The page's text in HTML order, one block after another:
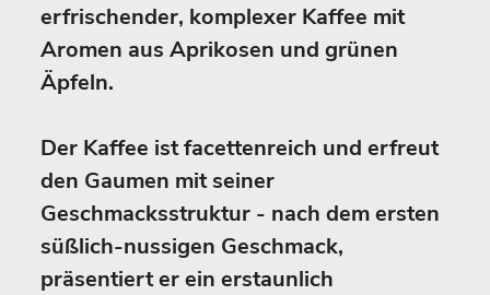
erfrischender, komplexer Kaffee mit
Aromen aus Aprikosen und grünen
Äpfeln.
Der Kaffee ist facettenreich und erfreut
den Gaumen mit seiner
Geschmacksstruktur - nach dem ersten
süßlich-nussigen Geschmack,
präsentiert er ein erstaunlich